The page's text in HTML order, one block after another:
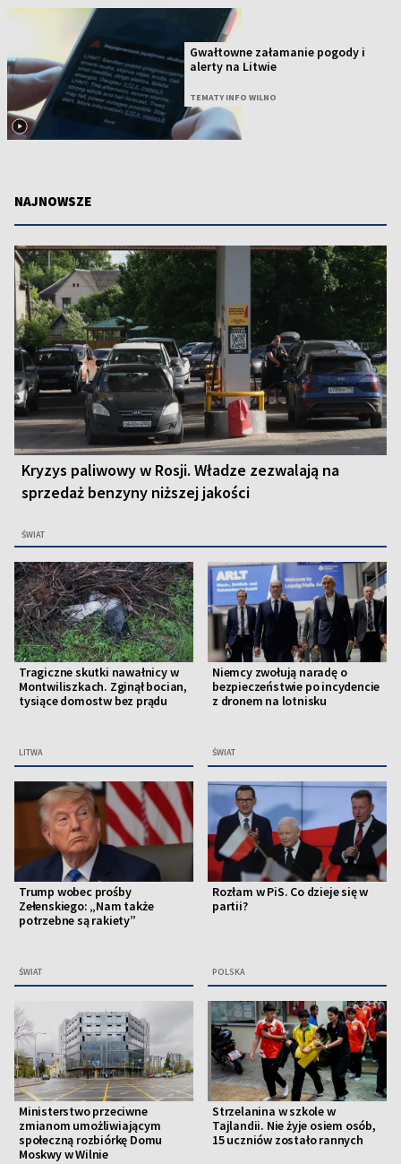
Gwałtowne załamanie pogody i
alerty na Litwie
TEMATY INFO WILNO
NAJNOWSZE
Kryzys paliwowy w Rosji. Władze zezwalają na
sprzedaż benzyny niższej jakości
ŚWIAT
Tragiczne skutki nawałnicy w
Montwiliszkach. Zginął bocian,
tysiące domostw bez prądu
LITWA
Niemcy zwołują naradę o
bezpieczeństwie po incydencie
z dronem na lotnisku
ŚWIAT
Trump wobec prośby
Zełenskiego: „Nam także
potrzebne są rakiety”
ŚWIAT
Rozłam w PiS. Co dzieje się w
partii?
POLSKA
Ministerstwo przeciwne
zmianom umożliwiającym
społeczną rozbiórkę Domu
Moskwy w Wilnie
Strzelanina w szkole w
Tajlandii. Nie żyje osiem osób,
15 uczniów zostało rannych